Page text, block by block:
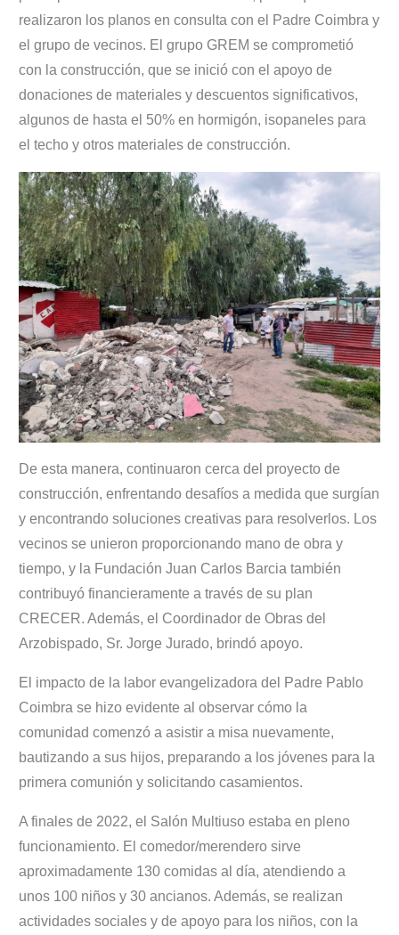
realizaron los planos en consulta con el Padre Coimbra y
el grupo de vecinos. El grupo GREM se comprometió
con la construcción, que se inició con el apoyo de
donaciones de materiales y descuentos significativos,
algunos de hasta el 50% en hormigón, isopaneles para
el techo y otros materiales de construcción.
De esta manera, continuaron cerca del proyecto de
construcción, enfrentando desafíos a medida que surgían
y encontrando soluciones creativas para resolverlos. Los
vecinos se unieron proporcionando mano de obra y
tiempo, y la Fundación Juan Carlos Barcia también
contribuyó financieramente a través de su plan
CRECER. Además, el Coordinador de Obras del
Arzobispado, Sr. Jorge Jurado, brindó apoyo.
El impacto de la labor evangelizadora del Padre Pablo
Coimbra se hizo evidente al observar cómo la
comunidad comenzó a asistir a misa nuevamente,
bautizando a sus hijos, preparando a los jóvenes para la
primera comunión y solicitando casamientos.
A finales de 2022, el Salón Multiuso estaba en pleno
funcionamiento. El comedor/merendero sirve
aproximadamente 130 comidas al día, atendiendo a
unos 100 niños y 30 ancianos. Además, se realizan
actividades sociales y de apoyo para los niños, con la